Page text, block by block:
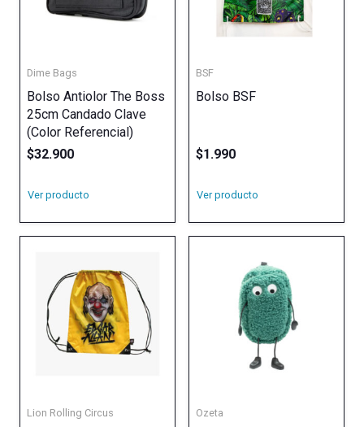
Dime Bags
Bolso Antiolor The Boss
25cm Candado Clave
(Color Referencial)
$32.900
Ver producto
BSF
Bolso BSF
$1.990
Ver producto
Lion Rolling Circus Ozeta